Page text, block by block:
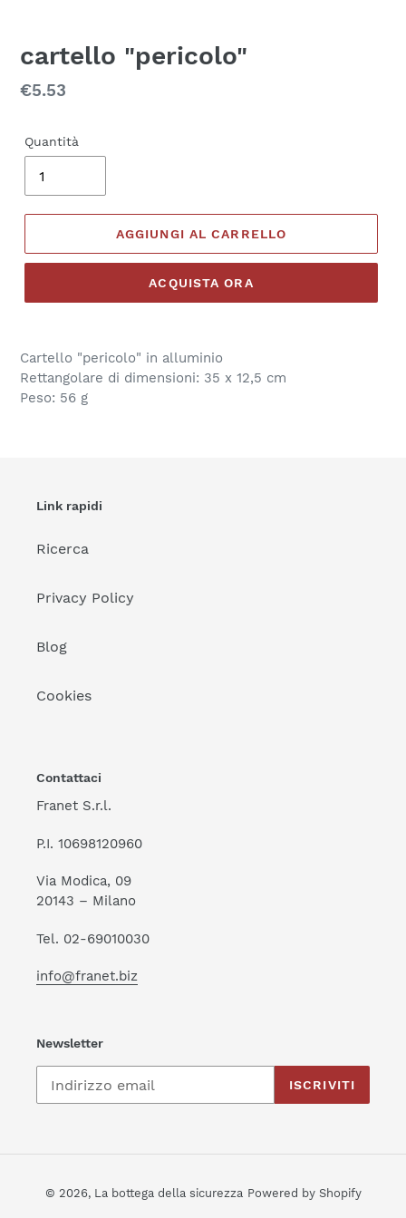
cartello "pericolo"
Prezzo
listino
€5.53
Quantità
AGGIUNGI AL CARRELLO
ACQUISTA ORA
del
prodotto
nel
Cartello "pericolo" in alluminio
Rettangolare di dimensioni: 35 x 12,5 cm
Peso: 56 g
Link rapidi
Ricerca
Privacy Policy
Blog
Cookies
Contattaci
Franet S.r.l.
P.I. 10698120960
Via Modica, 09
20143 – Milano
Tel. 02-69010030
info@franet.biz
Newsletter
ISCRIVITI
© 2026, La bottega della sicurezza Powered by Shopify